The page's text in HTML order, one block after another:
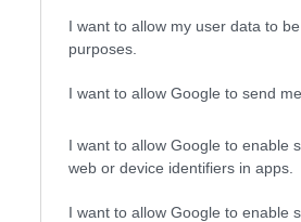
I want to allow my user data to
purposes.
I want to allow Google to send
I want to allow Google to enable
web or device identifiers in apps.
I want to allow Google to enable
felületén!